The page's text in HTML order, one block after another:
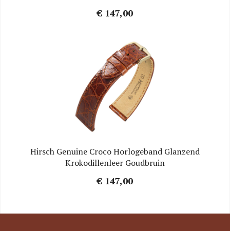
€ 147,00
Hirsch Genuine Croco Horlogeband Glanzend
Krokodillenleer Goudbruin
€ 147,00